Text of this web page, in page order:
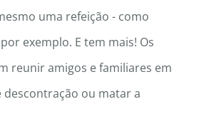
uma refeição - como
exemplo. E tem mais! Os
reunir amigos e familiares em
ou matar a